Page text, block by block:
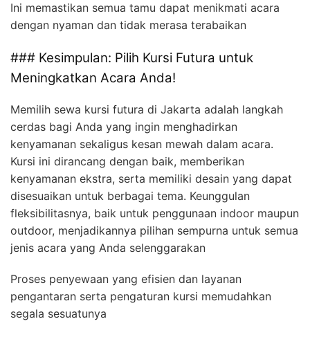
Ini memastikan semua tamu dapat menikmati acara
dengan nyaman dan tidak merasa terabaikan
### Kesimpulan: Pilih Kursi Futura untuk
Meningkatkan Acara Anda!
Memilih sewa kursi futura di Jakarta adalah langkah
cerdas bagi Anda yang ingin menghadirkan
kenyamanan sekaligus kesan mewah dalam acara.
Kursi ini dirancang dengan baik, memberikan
kenyamanan ekstra, serta memiliki desain yang dapat
disesuaikan untuk berbagai tema. Keunggulan
fleksibilitasnya, baik untuk penggunaan indoor maupun
outdoor, menjadikannya pilihan sempurna untuk semua
jenis acara yang Anda selenggarakan
Proses penyewaan yang efisien dan layanan
pengantaran serta pengaturan kursi memudahkan
segala sesuatunya